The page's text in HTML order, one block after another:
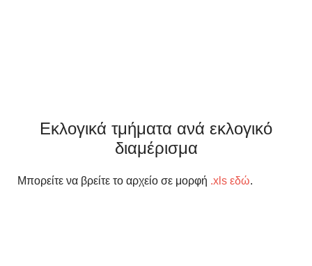
Εκλογικά τμήματα ανά εκλογικό
διαμέρισμα
Μπορείτε να βρείτε το αρχείο σε μορφή .xls εδώ.